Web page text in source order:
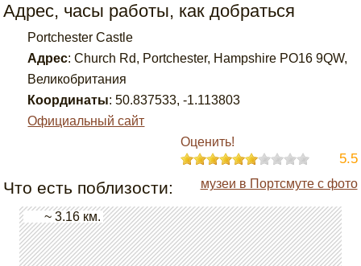
Адрес, часы работы, как добраться
Portchester Castle
Адрес:Church Rd, Portchester, Hampshire PO16 9QW,
Великобритания
Координаты: 50.837533,-1.113803
Официальный сайт
Оценить!
5.5
Что есть поблизости: музеи в Портсмуте с фото
~ 3.16 км.